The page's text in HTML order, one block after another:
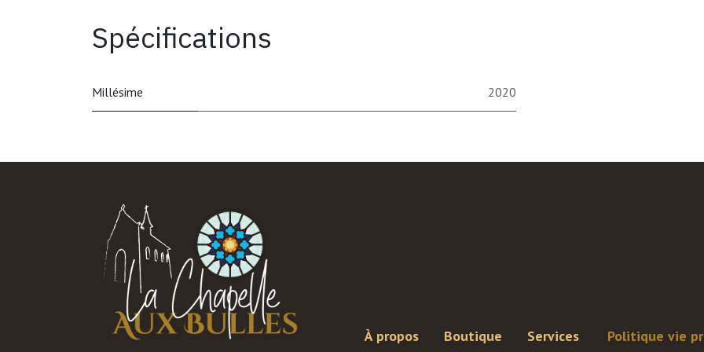
Spécifications
Millésime 2020
À propos Boutique Services Politique vie